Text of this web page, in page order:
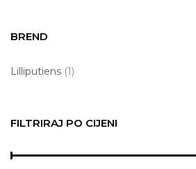
Tekstil i dekor za bebe i djecu
Ukrasni asortiman
Igra
Poklon
Poklon Kartica
BREND
Lilliputiens (1)
FILTRIRAJ PO CIJENI